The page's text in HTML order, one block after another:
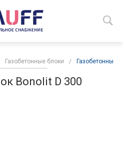
Газобетонные блоки / Газобетонный
Bonolit D 300